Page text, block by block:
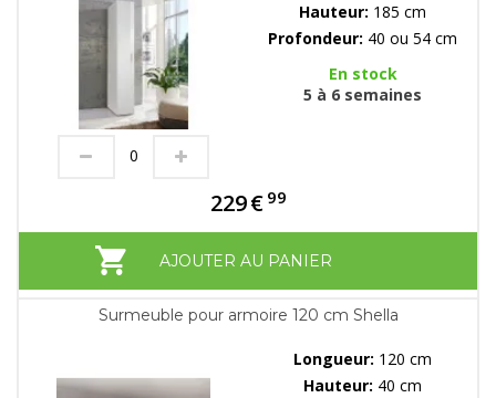
Hauteur: 185 cm
Profondeur: 40 ou 54 cm
En stock
5 à 6 semaines
229€ 99
AJOUTER AU PANIER
Surmeuble pour armoire 120 cm Shella
Longueur: 120 cm
Hauteur: 40 cm